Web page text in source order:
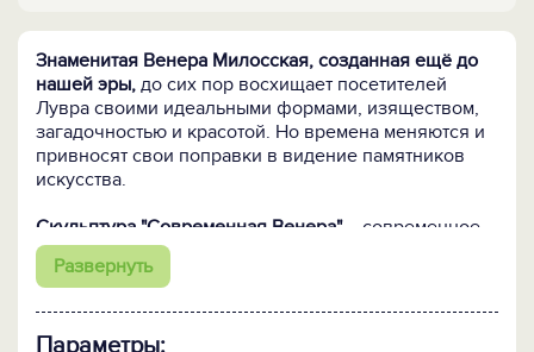
Знаменитая Венера Милосская, созданная ещё до
нашей эры, до сих пор восхищает посетителей
Лувра своими идеальными формами, изяществом,
загадочностью и красотой. Но времена меняются и
привносят свои поправки в видение памятников
искусства.
Скульптура "Современная Венера"
– современное
представление испанского скульптора о богине
Афродите. Она по-прежнему божественно
на дворе.
Развернуть